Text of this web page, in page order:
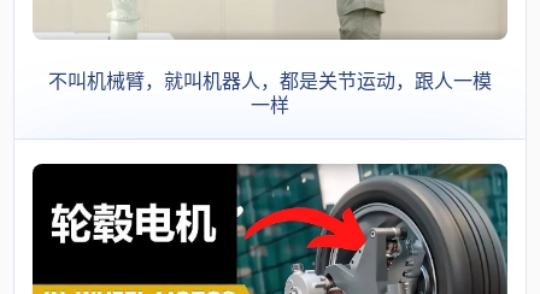
不叫机械臂，就叫机器人，都是关节运动，跟人一模
一样